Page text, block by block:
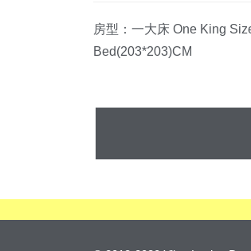
房型：一大床 One King
Bed(203*203)CM